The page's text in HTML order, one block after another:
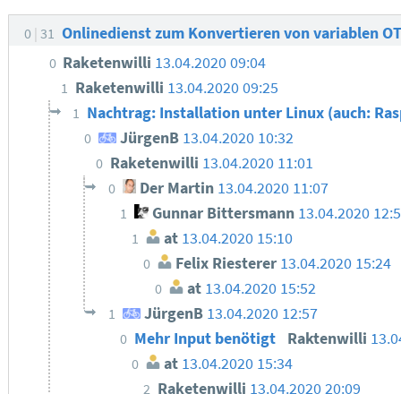
0 31 Onlinedienst zum Konvertieren von variablen
0 Raketenwilli 13.04.2020 09:04
1 Raketenwilli 13.04.2020 09:25
1 Nachtrag: Installation unter Linux (auch:
0 JürgenB 13.04.2020 10:32
0 Raketenwilli 13.04.2020 11:01
0 Der Martin 13.04.2020 11:07
1 Gunnar Bittersmann 13.04.2020
1 at 13.04.2020 15:10
0 Felix Riesterer 13.04.2020 15:24
0 at 13.04.2020 15:52
1 JürgenB 13.04.2020 12:57
0 Mehr Input benötigt Raktenwilli
0 at 13.04.2020 15:34
2 Raketenwilli 13.04.2020 20:09